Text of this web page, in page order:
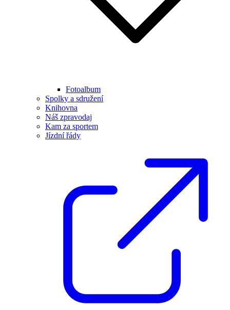
Fotoalbum
Spolky a sdružení
Knihovna
Náš zpravodaj
Kam za sportem
Jízdní řády